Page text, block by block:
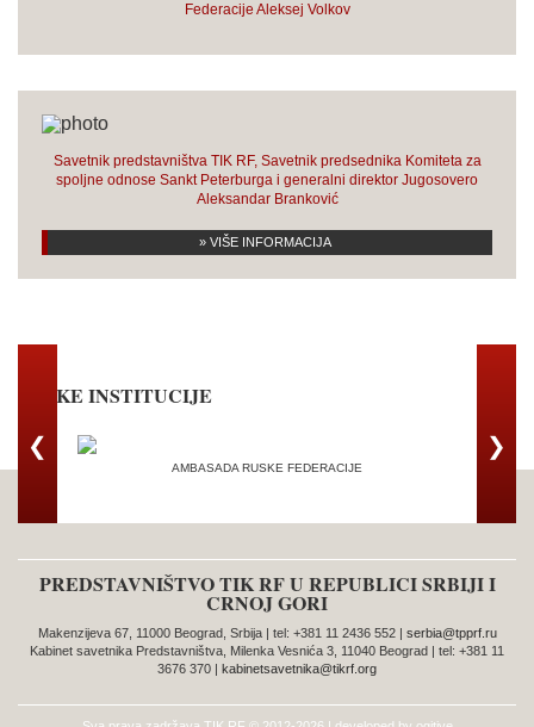
Federacije Aleksej Volkov
Savetnik predstavništva TIK RF, Savetnik predsednika Komiteta za
spoljne odnose Sankt Peterburga i generalni direktor Jugosovero
Aleksandar Branković
» VIŠE INFORMACIJA
RUSKE INSTITUCIJE
AMBASADA RUSKE FEDERACIJE
❮ ❯
PREDSTAVNIŠTVO TIK RF U REPUBLICI SRBIJI I
CRNOJ GORI
Makenzijeva 67, 11000 Beograd, Srbija | tel: +381 11 2436 552 | serbia@tpprf.ru
Kabinet savetnika Predstavništva, Milenka Vesnića 3, 11040 Beograd | tel: +381 11
3676 370 | kabinetsavetnika@tikrf.org